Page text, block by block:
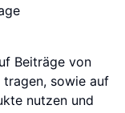
Beiträge von
sowie auf
nutzen und